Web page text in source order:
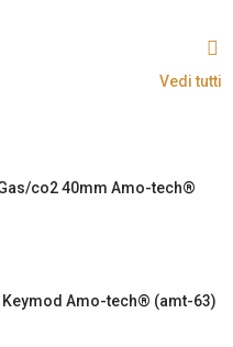
Vedi tutti
co2 40mm Amo-tech®
Amo-tech® (amt-63)